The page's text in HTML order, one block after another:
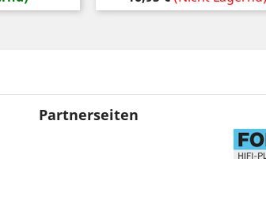
Partnerseiten